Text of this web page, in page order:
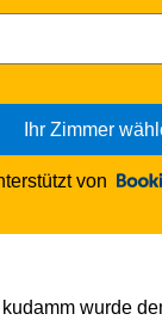
Ihr Zimmer
von
wurde